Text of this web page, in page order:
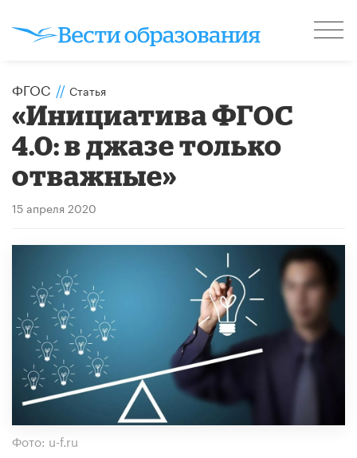
ФГОС // Статья
«Инициатива ФГОС
4.0: в джазе только
отважные»
15 апреля 2020
Фото: u-f.ru